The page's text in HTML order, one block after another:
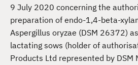
9 July 2020 concerning the
preparation of endo-1,4-beta-
Aspergillus oryzae (DSM 26372)
lactating sows (holder of
Products Ltd represented by